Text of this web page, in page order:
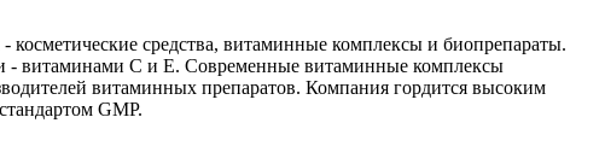
средства, витаминные комплексы и биопрепараты.
- витаминами С и Е. Современные витаминные комплексы
витаминных препаратов. Компания гордится высоким
GMP.